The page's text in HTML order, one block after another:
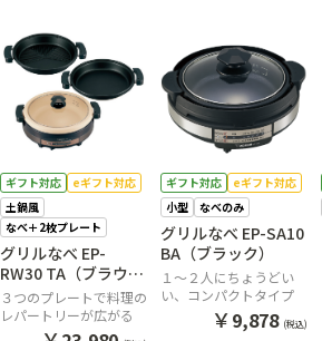
ギフト対応
eギフト対応
土鍋風
なべ＋2枚プレート
グリルなべ EP-
RW30 TA（ブラウ
ン）
３つのプレートで料理の
レパートリーが広がる
ギフト対応
eギフト対応
小型
なべのみ
グリルなべ EP-SA10
BA（ブラック）
１～２人にちょうどい
い、コンパクトタイプ
￥9,878 (税込)